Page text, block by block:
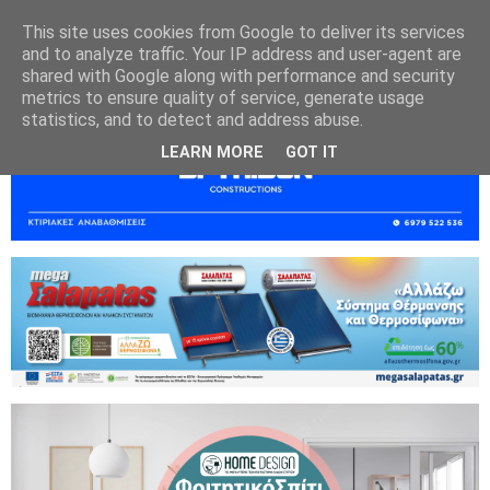
This site uses cookies from Google to deliver its services
and to analyze traffic. Your IP address and user-agent are
shared with Google along with performance and security
metrics to ensure quality of service, generate usage
statistics, and to detect and address abuse.
LEARN MORE GOT IT